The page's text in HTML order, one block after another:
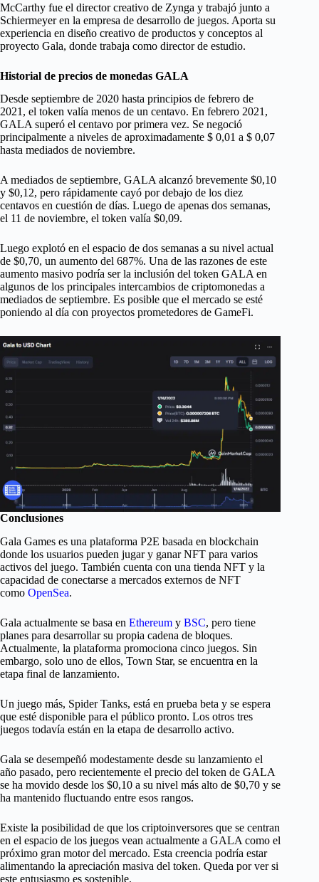
McCarthy fue el director creativo de Zynga y trabajó junto a
Schiermeyer en la empresa de desarrollo de juegos. Aporta su
experiencia en diseño creativo de productos y conceptos al
proyecto Gala, donde trabaja como director de estudio.
Historial de precios de monedas GALA
Desde septiembre de 2020 hasta principios de febrero de
2021, el token valía menos de un centavo. En febrero 2021,
GALA superó el centavo por primera vez. Se negoció
principalmente a niveles de aproximadamente $ 0,01 a $ 0,07
hasta mediados de noviembre.
A mediados de septiembre, GALA alcanzó brevemente $0,10
y $0,12, pero rápidamente cayó por debajo de los diez
centavos en cuestión de días. Luego de apenas dos semanas,
el 11 de noviembre, el token valía $0,09.
Luego explotó en el espacio de dos semanas a su nivel actual
de $0,70, un aumento del 687%. Una de las razones de este
aumento masivo podría ser la inclusión del token GALA en
algunos de los principales intercambios de criptomonedas a
mediados de septiembre. Es posible que el mercado se esté
poniendo al día con proyectos prometedores de GameFi.
Conclusiones
Gala Games es una plataforma P2E basada en blockchain
donde los usuarios pueden jugar y ganar NFT para varios
activos del juego. También cuenta con una tienda NFT y la
capacidad de conectarse a mercados externos de NFT
como OpenSea.
Gala actualmente se basa en Ethereum y BSC, pero tiene
planes para desarrollar su propia cadena de bloques.
Actualmente, la plataforma promociona cinco juegos. Sin
embargo, solo uno de ellos, Town Star, se encuentra en la
etapa final de lanzamiento.
Un juego más, Spider Tanks, está en prueba beta y se espera
que esté disponible para el público pronto. Los otros tres
juegos todavía están en la etapa de desarrollo activo.
Gala se desempeñó modestamente desde su lanzamiento el
año pasado, pero recientemente el precio del token de GALA
se ha movido desde los $0,10 a su nivel más alto de $0,70 y se
ha mantenido fluctuando entre esos rangos.
Existe la posibilidad de que los criptoinversores que se centran
en el espacio de los juegos vean actualmente a GALA como el
próximo gran motor del mercado. Esta creencia podría estar
alimentando la apreciación masiva del token. Queda por ver si
este entusiasmo es sostenible.